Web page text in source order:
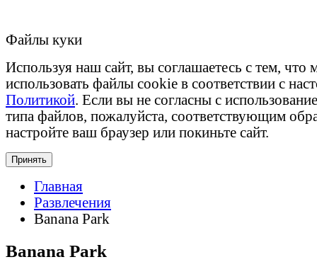
Файлы куки
Используя наш сайт, вы соглашаетесь с тем,
использовать файлы cookie в соответствии с
Политикой. Если вы не согласны с
типа файлов, пожалуйста, соответствующим
настройте ваш браузер или покиньте сайт.
Принять
Главная
Развлечения
Banana Park
Banana Park